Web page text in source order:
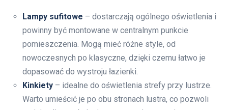
Lampy sufitowe – dostarczają ogólnego oświetlenia i
powinny być montowane w centralnym punkcie
pomieszczenia. Mogą mieć różne style, od
nowoczesnych po klasyczne, dzięki czemu łatwo je
dopasować do wystroju łazienki.
Kinkiety – idealne do oświetlenia strefy przy lustrze.
Warto umieścić je po obu stronach lustra, co pozwoli